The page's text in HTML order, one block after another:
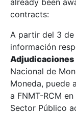
Show/Hide
Show/Hide
already been
contracts:
A partir del 3
información
Adjudicaciones
Nacional de
Moneda, puede
a FNMT-RCM
Sector Público